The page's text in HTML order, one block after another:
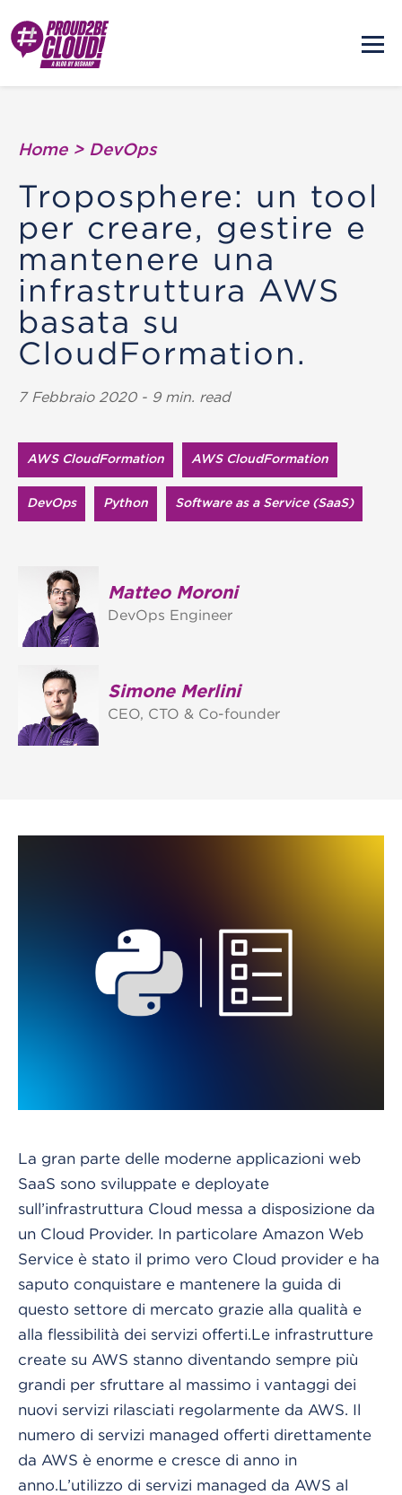
Home > DevOps
Troposphere: un tool
per creare, gestire e
mantenere una
infrastruttura AWS
basata su
CloudFormation.
7 Febbraio 2020 - 9 min. read
AWS CloudFormation AWS Cloud​Formation
DevOps Python Software as a Service (SaaS)
Matteo Moroni
DevOps Engineer
Simone Merlini
CEO, CTO & Co-founder
La gran parte delle moderne applicazioni web
SaaS sono sviluppate e deployate
sull’infrastruttura Cloud messa a disposizione da
un Cloud Provider. In particolare Amazon Web
Service è stato il primo vero Cloud provider e ha
saputo conquistare e mantenere la guida di
questo settore di mercato grazie alla qualità e
alla flessibilità dei servizi offerti.Le infrastrutture
create su AWS stanno diventando sempre più
grandi per sfruttare al massimo i vantaggi dei
nuovi servizi rilasciati regolarmente da AWS. Il
numero di servizi managed offerti direttamente
da AWS è enorme e cresce di anno in
anno.L’utilizzo di servizi managed da AWS al